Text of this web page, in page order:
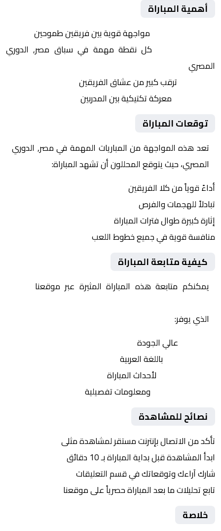
أهمية المباراة
مواجهة قوية بين فريقين طموحين
كل نقطة مهمة في سباق مصر, الدوري
المصري
ترقب كبير من عشاق الفريقين
معركة تكتيكية بين المدربين
توقعات المباراة
تعد هذه المواجهة من المباريات المهمة في مصر, الدوري
المصري، حيث يتوقع المحللون أن تشهد المباراة:
أداءً قوياً من كلا الفريقين
تبادلاً للهجمات والفرص
إثارة كبيرة طوال فترات المباراة
منافسة قوية في جميع خطوط اللعب
كيفية متابعة المباراة
يمكنكم متابعة هذه المباراة المثيرة عبر موقعنا
الذي يوفر:
عالي الجودة
باللغة العربية
لأحداث المباراة
ومعلومات تفصيلية
نصائح للمشاهدة
تأكد من الاتصال بإنترنت مستقر لمشاهدة مثلى
ابدأ المشاهدة قبل بداية المباراة بـ 10 دقائق
شارك آراءك وتوقعاتك في قسم التعليقات
تابع تحليلات ما بعد المباراة حصرياً على موقعنا
خلاصة